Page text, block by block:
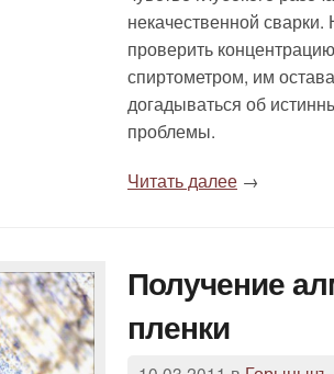
некачественной
проверить
спиртометром, им
догадываться об
проблемы.
Читать далее →
Получение
пленки